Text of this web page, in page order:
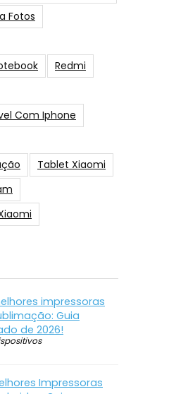
Fotos
Redmi
Com Iphone
Tablet Xiaomi
impressoras
Guia
de 2026!
Impressoras